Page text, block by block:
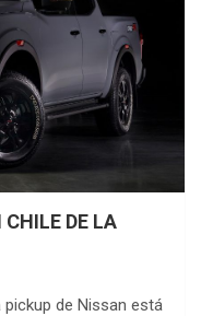
DE LA
pickup de Nissan está